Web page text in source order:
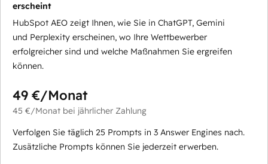
erscheint
HubSpot AEO zeigt Ihnen, wie Sie in ChatGPT, Gemini
und Perplexity erscheinen, wo Ihre Wettbewerber
erfolgreicher sind und welche Maßnahmen Sie ergreifen
können.
49 €/Monat
45 €/Monat bei jährlicher Zahlung
Verfolgen Sie täglich 25 Prompts in 3 Answer Engines nach.
Zusätzliche Prompts können Sie jederzeit erwerben.